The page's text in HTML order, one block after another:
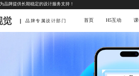
品牌提供长期稳定的设计服务支持！
品牌专属设计部门 首页 H5互动